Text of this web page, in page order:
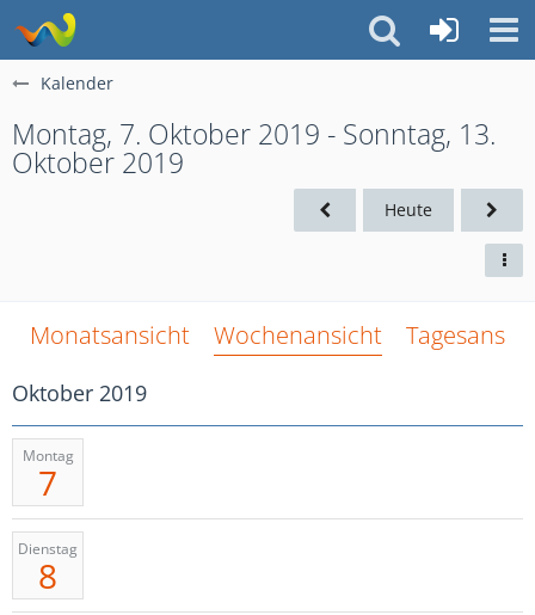
Kalender
Montag, 7. Oktober 2019 - Sonntag, 13.
Oktober 2019
Heute
Monatsansicht Wochenansicht
Oktober 2019
Montag
7
Dienstag
8